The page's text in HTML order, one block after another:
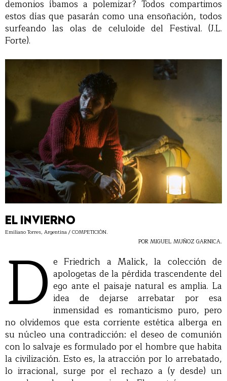
demonios íbamos a polemizar? Todos compartimos
estos días que pasarán como una ensoñación, todos
surfeando las olas de celuloide del Festival. (J.L.
Forte).
EL INVIERNO
Emiliano Torres, Argentina / COMPETICIÓN.
POR MIGUEL MUÑOZ GARNICA.
D e Friedrich a Malick, la colección de
apologetas de la pérdida trascendente del
ego ante el paisaje natural es amplia. La
idea de dejarse arrebatar por esa
inmensidad es romanticismo puro, pero
no olvidemos que esta corriente estética alberga en
su núcleo una contradicción: el deseo de comunión
con lo salvaje es formulado por el hombre que habita
la civilización. Esto es, la atracción por lo arrebatado,
lo irracional, surge por el rechazo a (y desde) un